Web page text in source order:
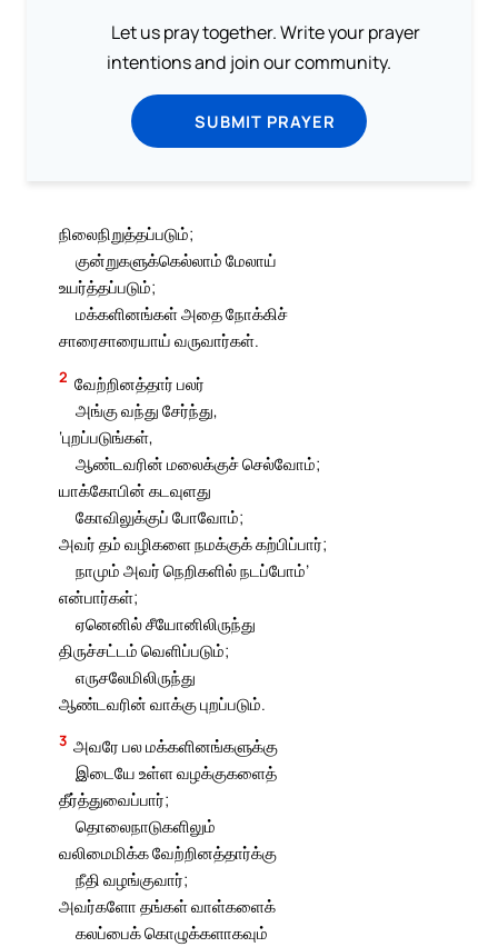
Let us pray together. Write your prayer
intentions and join our community.
SUBMIT PRAYER
நிலைநிறுத்தப்படும்;
குன்றுகளுக்கெல்லாம் மேலாய்
உயர்த்தப்படும்;
மக்களினங்கள் அதை நோக்கிச்
சாரைசாரையாய் வருவார்கள்.
2 வேற்றினத்தார் பலர்
அங்கு வந்து சேர்ந்து,
‘புறப்படுங்கள்,
ஆண்டவரின் மலைக்குச் செல்வோம்;
யாக்கோபின் கடவுளது
கோவிலுக்குப் போவோம்;
அவர் தம் வழிகளை நமக்குக் கற்பிப்பார்;
நாமும் அவர் நெறிகளில் நடப்போம்’
என்பார்கள்;
ஏனெனில் சீயோனிலிருந்து
திருச்சட்டம் வெளிப்படும்;
எருசலேமிலிருந்து
ஆண்டவரின் வாக்கு புறப்படும்.
3 அவரே பல மக்களினங்களுக்கு
இடையே உள்ள வழக்குகளைத்
தீர்த்துவைப்பார்;
தொலைநாடுகளிலும்
வலிமைமிக்க வேற்றினத்தார்க்கு
நீதி வழங்குவார்;
அவர்களோ தங்கள் வாள்களைக்
கலப்பைக் கொழுக்களாகவும்